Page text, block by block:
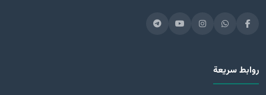
روابط سريعة